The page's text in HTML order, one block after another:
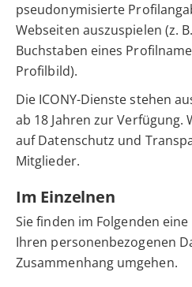
pseudonymisierte
Webseiten auszuspielen (z.
Buchstaben eines
Profilbild).
Die ICONY-Dienste stehen
ab 18 Jahren zur Verfügung.
auf Datenschutz und
Mitglieder.
Im Einzelnen
Sie finden im Folgenden
Ihren personenbezogenen
Zusammenhang umgehen.